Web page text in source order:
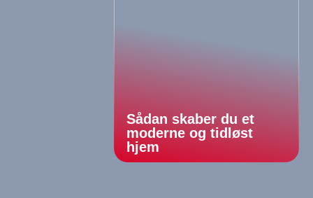
Sådan skaber du et
moderne og tidløst
hjem